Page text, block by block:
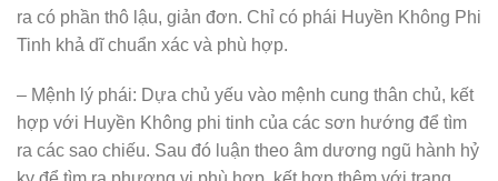
ra có phần thô lậu, giản đơn. Chỉ có phái Huyền Không Phi
Tinh khả dĩ chuẩn xác và phù hợp.
– Mệnh lý phái: Dựa chủ yếu vào mệnh cung thân chủ, kết
hợp với Huyền Không phi tinh của các sơn hướng để tìm
ra các sao chiếu. Sau đó luận theo âm dương ngũ hành hỷ